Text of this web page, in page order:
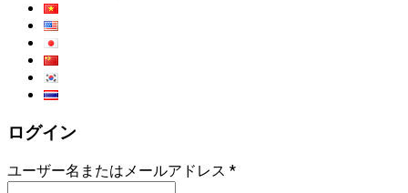
ログイン
ユーザー名またはメールアドレス *